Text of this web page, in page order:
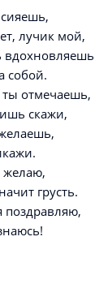
лучик мой,
собой.
отмечаешь,
скажи,
желаю,
грусть.
поздравляю,